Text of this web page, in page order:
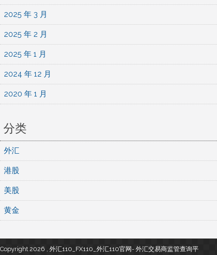
2025 年 3 月
2025 年 2 月
2025 年 1 月
2024 年 12 月
2020 年 1 月
分类
外汇
港股
美股
黄金
Copyright 2026 , 外汇110_FX110_外汇110官网- 外汇交易商监管查询平